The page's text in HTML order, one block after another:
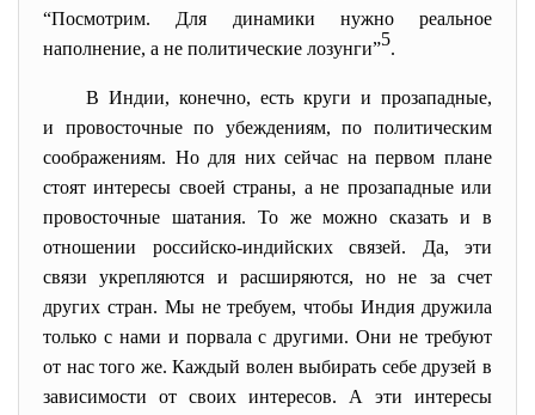
“Посмотрим. Для динамики нужно реальное
наполнение, а не политические лозунги”5.
В Индии, конечно, есть круги и прозападные,
и провосточные по убеждениям, по политическим
соображениям. Но для них сейчас на первом плане
стоят интересы своей страны, а не прозападные или
провосточные шатания. То же можно сказать и в
отношении российско-индийских связей. Да, эти
связи укрепляются и расширяются, но не за счет
других стран. Мы не требуем, чтобы Индия дружила
только с нами и порвала с другими. Они не требуют
от нас того же. Каждый волен выбирать себе друзей в
зависимости от своих интересов. А эти интересы